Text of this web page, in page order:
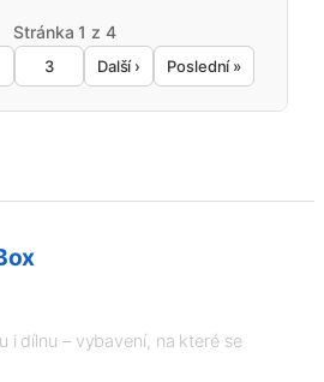
Stránka 1 z 4
3 Další › Poslední »
i dílnu – vybavení, na které se